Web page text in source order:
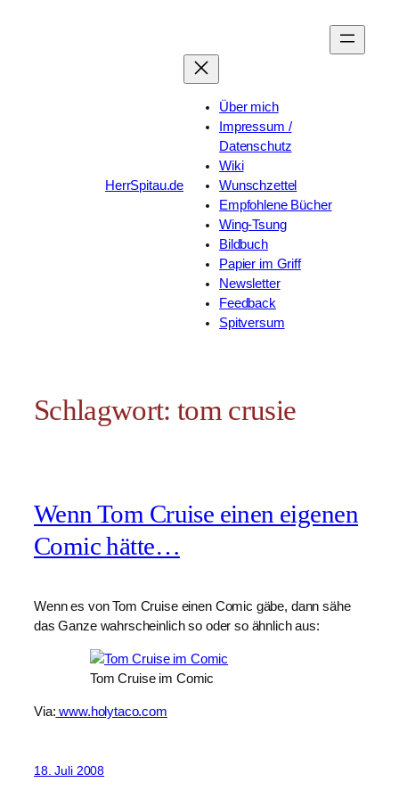
HerrSpitau.de
Über mich
Impressum /
Datenschutz
Wiki
Wunschzettel
Empfohlene Bücher
Wing-Tsung
Bildbuch
Papier im Griff
Newsletter
Feedback
Spitversum
Schlagwort:tom crusie
Wenn Tom Cruise einen eigenen
Comic hätte…
Wenn es von Tom Cruise einen Comic gäbe, dann sähe
das Ganze wahrscheinlich so oder so ähnlich aus:
Tom Cruise im Comic
Via: www.holytaco.com
18. Juli 2008